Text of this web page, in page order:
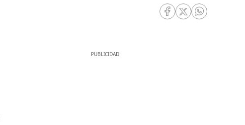
RRSS Facebook
RRSS Twitter
RRSS